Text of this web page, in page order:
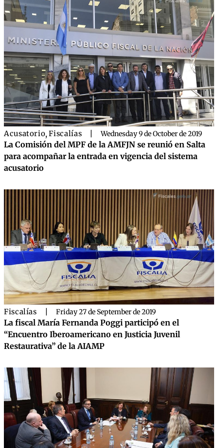
Acusatorio, Fiscalías Wednesday 9 de October de 2019
La Comisión del MPF de la AMFJN se reunió en Salta
para acompañar la entrada en vigencia del sistema
acusatorio
Fiscalías Friday 27 de September de 2019
La fiscal María Fernanda Poggi participó en el
“Encuentro Iberoamericano en Justicia Juvenil
Restaurativa” de la AIAMP